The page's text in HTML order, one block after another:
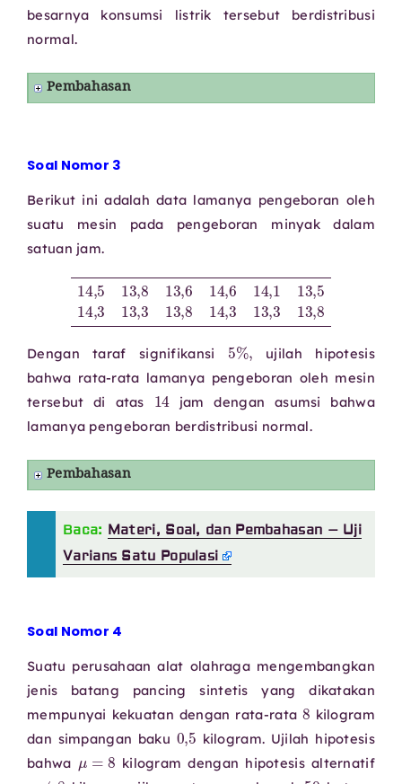
besarnya konsumsi listrik tersebut berdistribusi
normal.
Pembahasan
Soal Nomor 3
Berikut ini adalah data lamanya pengeboran oleh
suatu mesin pada pengeboran minyak dalam
satuan jam.
13,813,614,614,113,514,313,313,814,
13,8
Dengan taraf signifikansi
5%
ujilah hipotesis
bahwa rata-rata lamanya pengeboran oleh mesin
tersebut di atas
14
jam dengan asumsi bahwa
lamanya pengeboran berdistribusi normal.
Pembahasan
Baca: Materi, Soal, dan Pembahasan – Uji
Varians Satu Populasi
Soal Nomor 4
Suatu perusahaan alat olahraga mengembangkan
jenis batang pancing sintetis yang dikatakan
mempunyai kekuatan dengan rata-rata
8
kilogram
dan simpangan baku
0 ,5
kilogram. Ujilah hipotesis
bahwa
μ
kilogram dengan hipotesis alternatif
8 50